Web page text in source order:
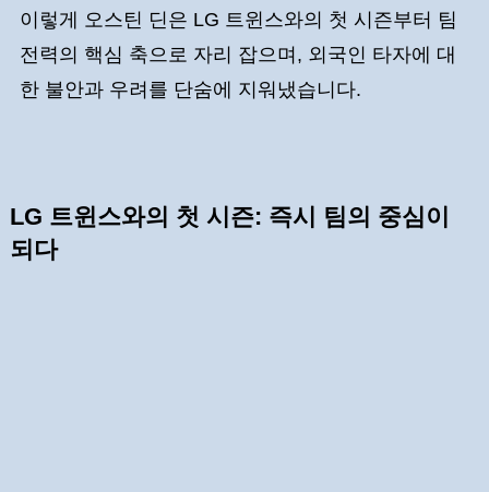
이렇게 오스틴 딘은 LG 트윈스와의 첫 시즌부터 팀
전력의 핵심 축으로 자리 잡으며, 외국인 타자에 대
한 불안과 우려를 단숨에 지워냈습니다.
LG 트윈스와의 첫 시즌: 즉시 팀의 중심이
되다